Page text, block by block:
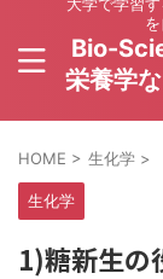
Bio-
栄養学
HOME > 生化学 >
生化学
1)糖新生の